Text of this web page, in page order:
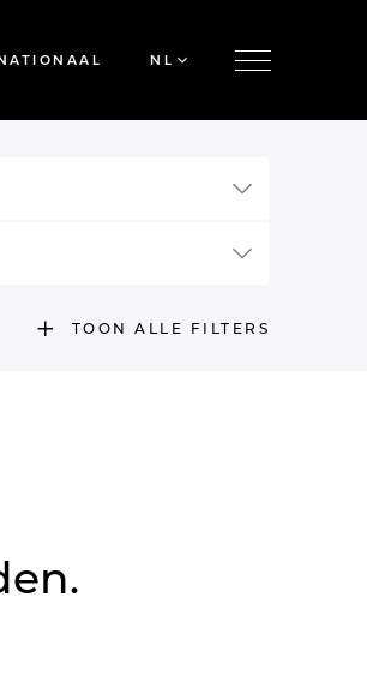
NL
TOON ALLE FILTERS